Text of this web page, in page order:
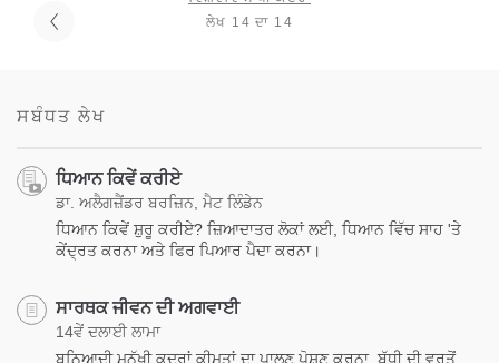
ਲੇਖ 14 ਦਾ 14
ਸਬੰਧਤ ਲੇਖ
ਧਿਆਨ ਕਿਵੇਂ ਕਰੀਏ
ਡਾ. ਅਲੈਗਜ਼ੈਂਡਰ ਬਰਜ਼ਿਨ, ਮੈਟ ਲਿੰਡੇਨ
ਧਿਆਨ ਕਿਵੇਂ ਸ਼ੁਰੂ ਕਰੀਏ? ਜ਼ਿਆਦਾਤਰ ਲੋਕਾਂ ਲਈ, ਧਿਆਨ ਵਿੱਚ ਸਾਹ 'ਤੇ
ਕੇਂਦ੍ਰਤ ਕਰਨਾ ਅਤੇ ਫਿਰ ਪਿਆਰ ਪੈਦਾ ਕਰਨਾ।
ਸਾਰਥਕ ਜੀਵਨ ਦੀ ਅਗਵਾਈ
14ਵੇਂ ਦਲਾਈ ਲਾਮਾ
ਬੁਨਿਆਦੀ ਮਨੁੱਖੀ ਕਦਰਾਂ ਕੀਮਤਾਂ ਦਾ ਪਾਲਣ ਪੋਸ਼ਣ ਕਰਨਾ, ਬੁੱਧੀ ਦੀ ਵਰਤੋਂ